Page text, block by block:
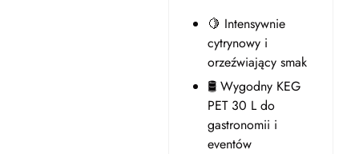
🍋 Intensywnie
cytrynowy i
orzeźwiający smak
🛢️ Wygodny KEG
PET 30 L do
gastronomii i
eventów